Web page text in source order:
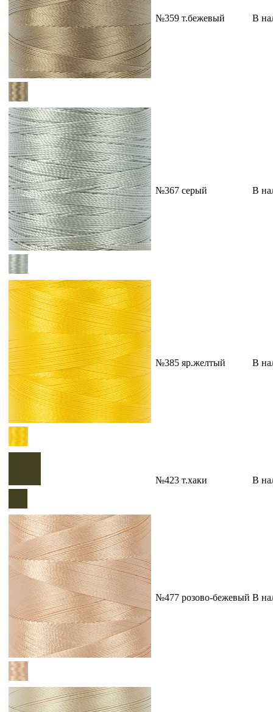
№359 т.бежевый В
№367 серый В
№385 яр.желтый В
№423 т.хаки В
№477 розово-бежевый В